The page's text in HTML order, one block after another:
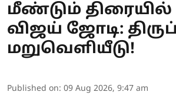
மீண்டும் திரையில்
விஜய் ஜோடி:
மறுவெளியீடு!
Published on: 09 Aug 2026, 9:47 am